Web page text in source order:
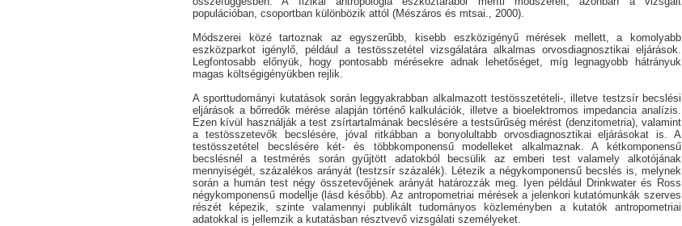
populációban, csoportban különbözik attól (Mészáros és mtsai., 2000).
Módszerei közé tartoznak az egyszerűbb, kisebb eszközigényű mérések mellett, a komolyabb
eszközparkot igénylő, például a testösszetétel vizsgálatára alkalmas orvosdiagnosztikai eljárások.
Legfontosabb előnyük, hogy pontosabb mérésekre adnak lehetőséget, míg legnagyobb hátrányuk
magas költségigényükben rejlik.
A sporttudományi kutatások során leggyakrabban alkalmazott testösszetételi-, illetve testzsír becslési
eljárások a bőrredők mérése alapján történő kalkulációk, illetve a bioelektromos impedancia analízis.
Ezen kívül használják a test zsírtartalmának becslésére a testsűrűség mérést (denzitometria), valamint
a testösszetevők becslésére, jóval ritkábban a bonyolultabb orvosdiagnosztikai eljárásokat is. A
testösszetétel becslésére két- és többkomponensű modelleket alkalmaznak. A kétkomponensű
becslésnél a testmérés során gyűjtött adatokból becsülik az emberi test valamely alkotójának
mennyiségét, százalékos arányát (testzsír százalék). Létezik a négykomponensű becslés is, melynek
során a humán test négy összetevőjének arányát határozzák meg. Iyen például Drinkwater és Ross
négykomponensű modellje (lásd később). Az antropometriai mérések a jelenkori kutatómunkák szerves
részét képezik, szinte valamennyi publikált tudományos közleményben a kutatók antropometriai
adatokkal is jellemzik a kutatásban résztvevő vizsgálati személyeket.